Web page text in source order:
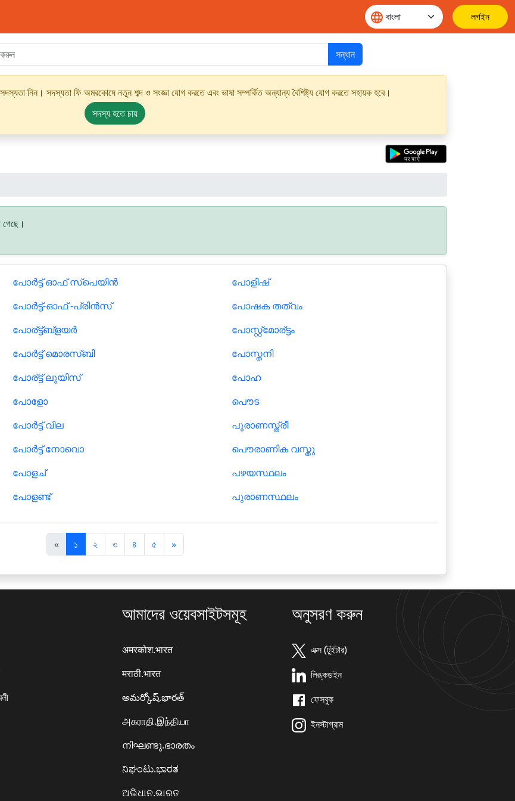
লগইন
সন্ধান
নিন। সদস্যতা ফি অমরকোষে নতুন শব্দ ও সংজ্ঞা যোগ করতে এবং ভাষা সম্পর্কিত অন্যান্য বৈশিষ্ট্য যোগ করতে সহায়ক হবে।
সদস্য হতে চায়
গেছে।
പോര്‍ട്ട് ഓഫ് സ്പെയിന്‍
പോര്‍ട്ട്-ഓഫ് -പ്രിന്‍സ്
പോര്ട്ട്ബ്ളയർ
പോര്‍ട്ട് മൊരസ്ബി
പോര്ട്ട് ലുയിസ്
പോളോ
പോര്‍ട്ട് വില
പോര്‍ട്ട് നോവൊ
പോളച്
പോളണ്ട്
പോളിഷ്
പോഷക തത്വം
പോസ്റ്റ്മോര്ട്ടം
പോസ്തനി
പോഹ
പൌട
പുരാണസ്ത്രീ
പൌരാണിക വസ്തു
പഴയസ്ഥലം
പുരാണസ്ഥലം
«पि
छ
ला
১ ২ ৩ ৪ ৫ »अ
ग
ला
আমাদের ওয়েবসাইটসমূহ
अमरकोश.भारत
मराठी.भारत
అమర్కోష్.భారత్
அகராதி.இந்தியா
നിഘണ്ടു.ഭാരതം
ನಿಘಂಟು.ಭಾರತ
ଅଭିଧାନ.ଭାରତ
অনুসরণ করুন
এক্স (টুইটার)
লিঙ্কডইন
ফেসবুক
ইনস্টাগ্রাম